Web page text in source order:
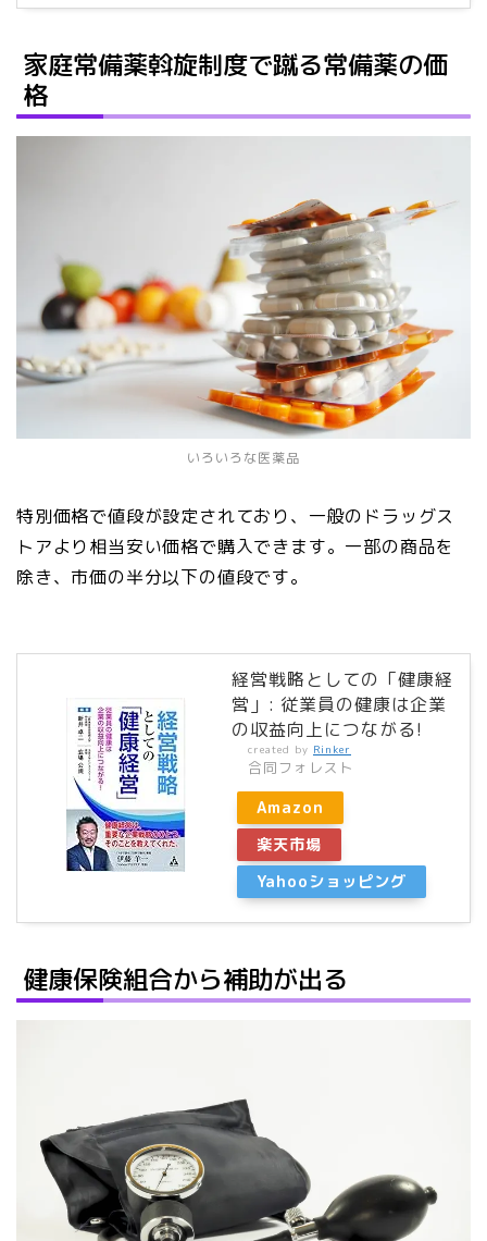
家庭常備薬斡旋制度で蹴る常備薬の価
格
いろいろな医薬品
特別価格で値段が設定されており、一般のドラッグス
トアより相当安い価格で購入できます。一部の商品を
除き、市価の半分以下の値段です。
経営戦略としての「健康経
営」: 従業員の健康は企業
の収益向上につながる!
created by Rinker
合同フォレスト
Amazon
楽天市場
Yahooショッピング
健康保険組合から補助が出る